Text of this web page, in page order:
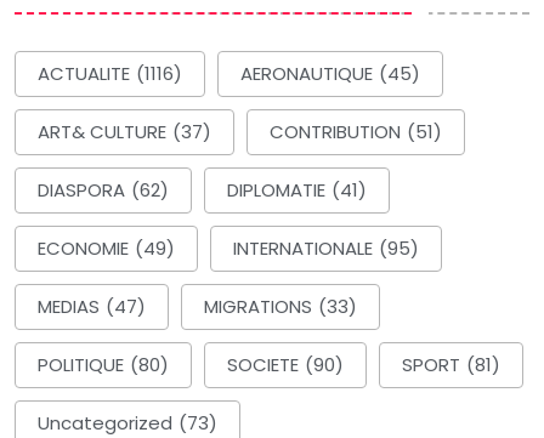
ACTUALITE (1116) AERONAUTIQUE (45)
ART& CULTURE (37) CONTRIBUTION (51)
DIASPORA (62) DIPLOMATIE (41)
ECONOMIE (49) INTERNATIONALE (95)
MEDIAS (47) MIGRATIONS (33)
POLITIQUE (80) SOCIETE (90) SPORT (81)
Uncategorized (73)